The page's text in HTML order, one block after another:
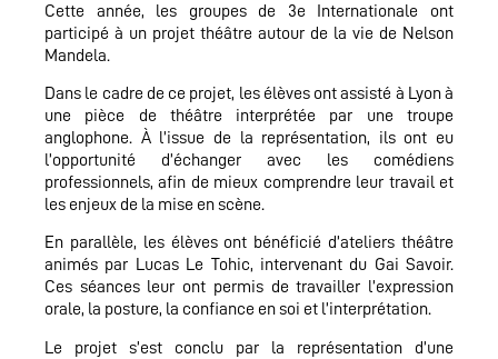
Cette année, les groupes de 3e Internationale ont
participé à un projet théâtre autour de la vie de Nelson
Mandela.
Dans le cadre de ce projet, les élèves ont assisté à Lyon à
une pièce de théâtre interprétée par une troupe
anglophone. À l’issue de la représentation, ils ont eu
l’opportunité d’échanger avec les comédiens
professionnels, afin de mieux comprendre leur travail et
les enjeux de la mise en scène.
En parallèle, les élèves ont bénéficié d’ateliers théâtre
animés par Lucas Le Tohic, intervenant du Gai Savoir.
Ces séances leur ont permis de travailler l’expression
orale, la posture, la confiance en soi et l’interprétation.
Le projet s’est conclu par la représentation d’une